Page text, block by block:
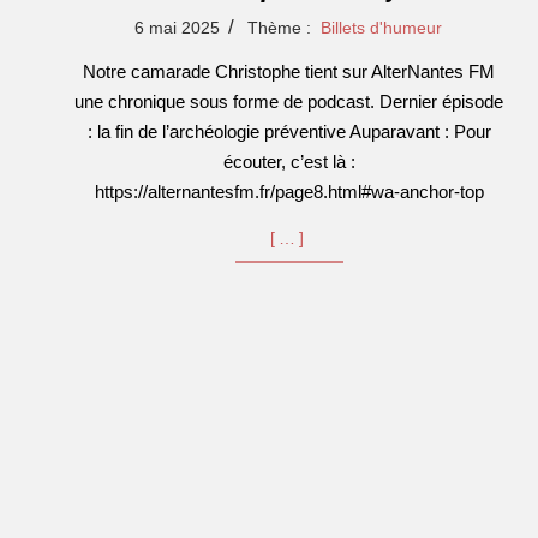
06
6 mai 2025 Thème : Billets d'humeur
Notre camarade Christophe tient sur AlterNantes FM
une chronique sous forme de podcast. Dernier épisode
: la fin de l’archéologie préventive Auparavant : Pour
écouter, c’est là :
https://alternantesfm.fr/page8.html#wa-anchor-top
[…]